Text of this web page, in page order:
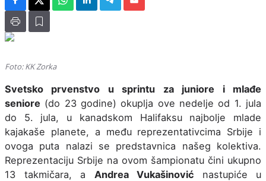
Foto: KK Zorka
Svetsko prvenstvo u sprintu za juniore i mlađe
seniore (do 23 godine) okuplja ove nedelje od 1. jula
do 5. jula, u kanadskom Halifaksu najbolje mlade
kajakaše planete, a među reprezentativcima Srbije i
ovoga puta nalazi se predstavnica našeg kolektiva.
Reprezentaciju Srbije na ovom šampionatu čini ukupno
13 takmičara, a
Andrea Vukašinović
nastupiće u